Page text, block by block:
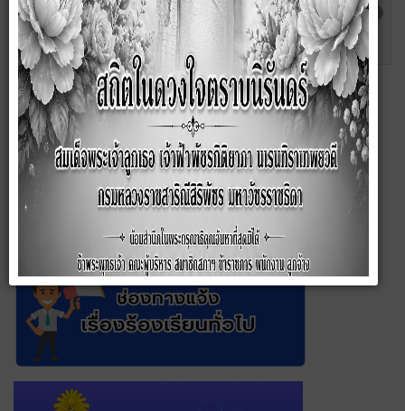
แผนอัตรากำลัง 3 ปี พ.ศ.2564 - 2566
เขียน
โดย สุ
กัญญา
ฮิต: 909